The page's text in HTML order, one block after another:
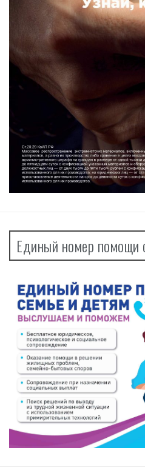
Единый номер помощи